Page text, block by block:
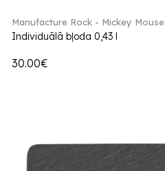
Manufacture Rock - Mickey Mouse
Individuālā bļoda 0,43 l
30.00€